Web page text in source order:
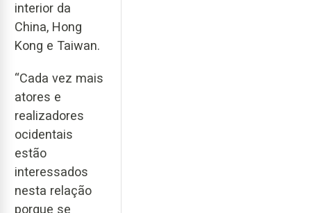
interior da
China, Hong
Kong e Taiwan.
“Cada vez mais
atores e
realizadores
ocidentais
estão
interessados
nesta relação
porque se